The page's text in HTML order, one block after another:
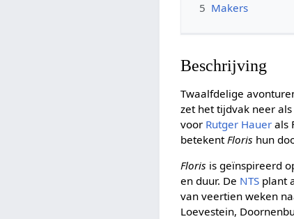
5 Makers
Beschrijving
Twaalfdelige
zet het tijdvak neer
voor Rutger Hauer als
betekent Floris hun
Floris is geïnspireerd
en duur. De NTS plant
van veertien weken
Loevestein,